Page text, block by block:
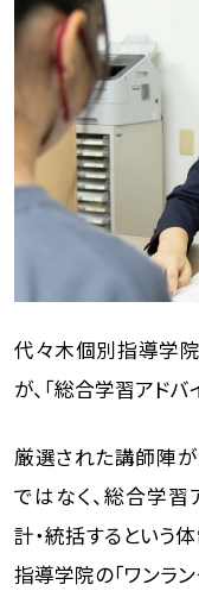
代々木個別指導学
が、「総合学習アドバ
厳選された講師陣
ではなく、総合学
計・統括するという
指導学院の「ワンラ